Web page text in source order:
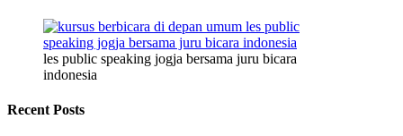
les public speaking jogja bersama juru bicara
indonesia
Recent Posts